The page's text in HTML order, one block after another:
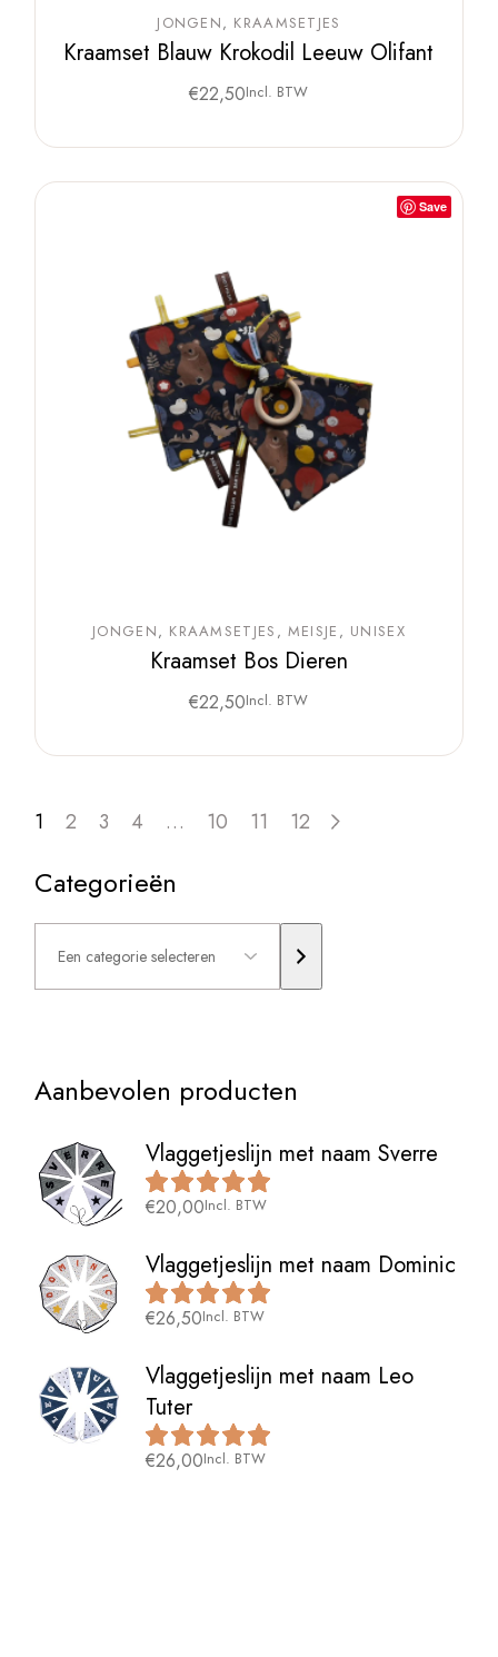
JONGEN KRAAMSETJES
Kraamset Blauw Krokodil Leeuw Olifant
€22,50Incl. BTW
Save
JONGEN KRAAMSETJES MEISJE UNISEX
Kraamset Bos Dieren
€22,50Incl. BTW
1 2 3 4 … 10 11 12
Categorieën
Een
categorie
selecteren
Aanbevolen producten
Vlaggetjeslijn met naam Sverre
€20,00Incl. BTW
Vlaggetjeslijn met naam Dominic
€26,50Incl. BTW
Vlaggetjeslijn met naam Leo
Tuter
€26,00Incl. BTW